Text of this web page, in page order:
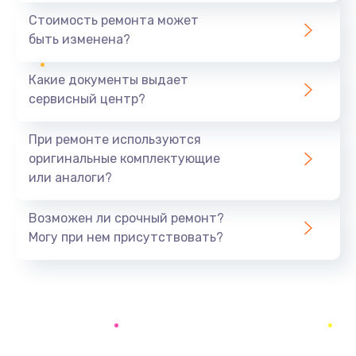
3900 руб.
Настройка Wi-Fi
Заказать
Ремонт петель крышки
Заказать
Стоимость ремонта может
быть изменена?
Какие документы выдает
сервисный центр?
При ремонте используются
оригинальные комплектующие
или аналоги?
Возможен ли срочный ремонт?
Могу при нем присутствовать?